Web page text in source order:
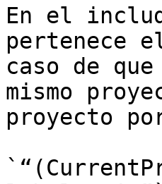
En el
caso de
mismo
proyecto